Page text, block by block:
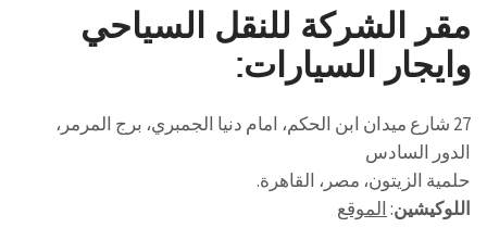
مقر الشركة للنقل السياحي
وايجار السيارات:
27 شارع ميدان ابن الحكم، امام دنيا الجمبري، برج المرمر،
الدور السادس
حلمية الزيتون، مصر، القاهرة.
اللوكيشين: الموقع